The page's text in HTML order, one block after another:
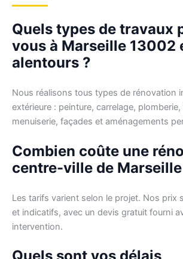
Quels types de travaux
vous à Marseille 13002
alentours ?
Nous réalisons tous types de rénovation
extérieure : peinture, carrelage, plomberie,
menuiserie, façades et aménagements
Combien coûte une
centre-ville de
Les tarifs varient selon le projet. Nos prix
et indicatifs, avec un devis gratuit fourni
intervention.